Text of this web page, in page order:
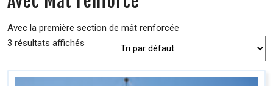
Avec la première section de mât renforcée
3 résultats affichés